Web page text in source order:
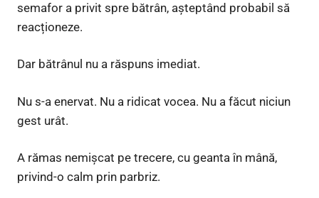
semafor a privit spre bătrân, așteptând probabil să
reacționeze.
Dar bătrânul nu a răspuns imediat.
Nu s-a enervat. Nu a ridicat vocea. Nu a făcut niciun
gest urât.
A rămas nemișcat pe trecere, cu geanta în mână,
privind-o calm prin parbriz.